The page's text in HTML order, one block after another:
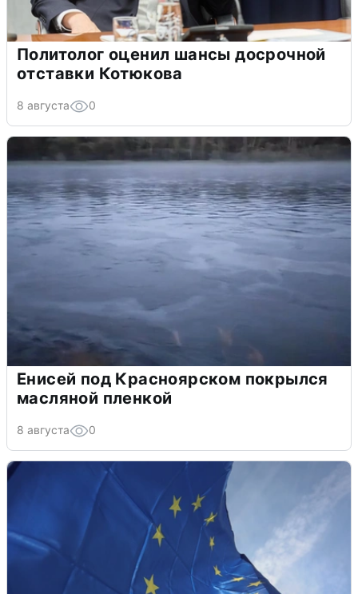
Политолог оценил шансы досрочной
отставки Котюкова
8 августа 0
Енисей под Красноярском покрылся
масляной пленкой
8 августа 0